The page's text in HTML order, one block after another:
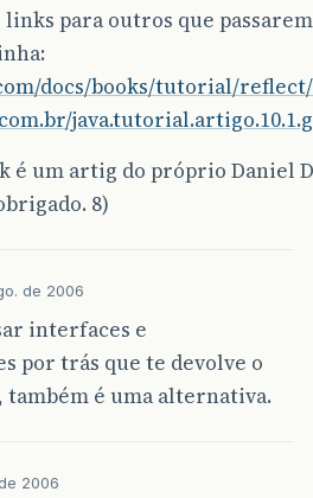
links para outros que
docs/books/tutorial/
é um artig do próprio Daniel
8)
de 2006
interfaces e
por trás que te devolve o
também é uma alternativa.
2006